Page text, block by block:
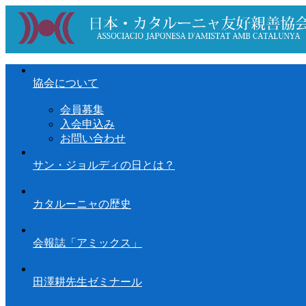
協会について
会員募集
入会申込み
お問い合わせ
サン・ジョルディの日とは？
カタルーニャの歴史
会報誌「アミックス」
田澤耕先生ゼミナール